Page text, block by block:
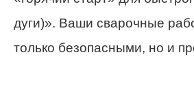
дуги)». Ваши сварочные
только безопасными, но и